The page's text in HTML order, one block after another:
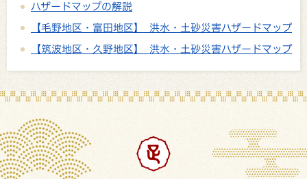
ハザードマップの解説
【毛野地区・富田地区】 洪水・土砂災害ハザードマップ
【筑波地区・久野地区】 洪水・土砂災害ハザードマップ